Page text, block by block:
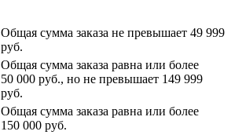
Общая сумма заказа не превышает 49 999
руб.
Общая сумма заказа равна или более
50 000 руб., но не превышает 149 999
руб.
Общая сумма заказа равна или более
150 000 руб.